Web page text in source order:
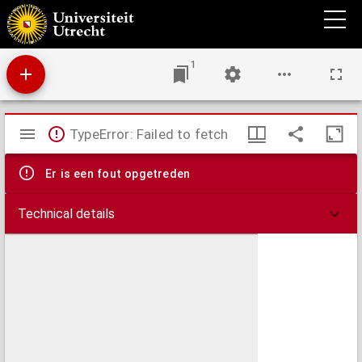
Zakboekje voor alle handelaars en liefhebbers van paarden : (van een aantal
hulpmiddelen voor dezelve) : door een kundig kooper, na veel jaarige ondervinding by
een verzameld; en waar van de meeste by hem, met goed gevolg ter uitvoer gebragt
zyn.
1
Mirador
viewer
TypeError: Failed to fetch
Er is een fout opgetreden
Technical details